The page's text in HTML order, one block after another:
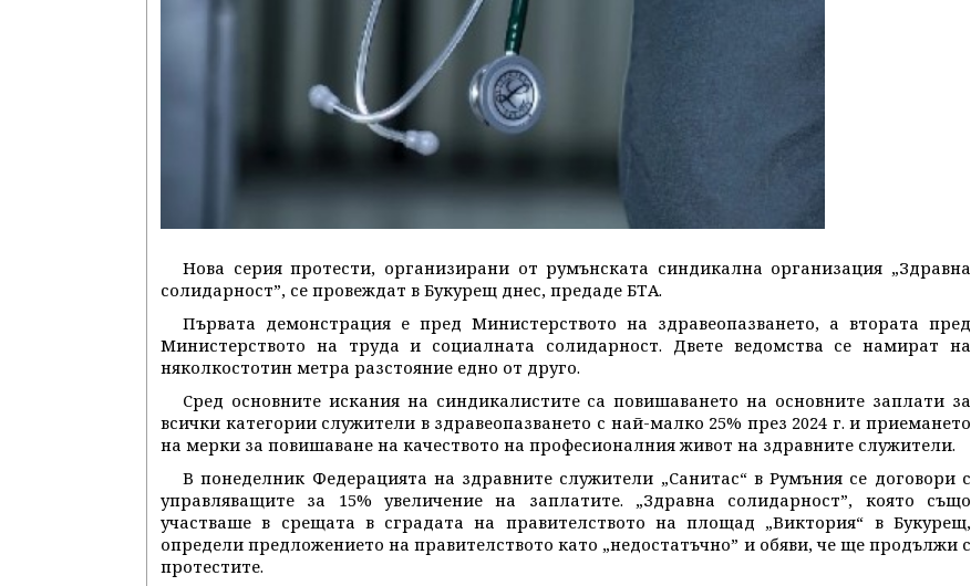
Нова серия протести, организирани от румънската синдикална организация „Здравна
солидарност”, се провеждат в Букурещ днес, предаде БТА.
Първата демонстрация е пред Министерството на здравеопазването, а втората пред
Министерството на труда и социалната солидарност. Двете ведомства се намират на
няколкостотин метра разстояние едно от друго.
Сред основните искания на синдикалистите са повишаването на основните заплати за
всички категории служители в здравеопазването с най-малко 25% през 2024 г. и приемането
на мерки за повишаване на качеството на професионалния живот на здравните служители.
В понеделник Федерацията на здравните служители „Санитас“ в Румъния се договори с
управляващите за 15% увеличение на заплатите. „Здравна солидарност”, която също
участваше в срещата в сградата на правителството на площад „Виктория“ в Букурещ,
определи предложението на правителството като „недостатъчно” и обяви, че ще продължи с
протестите.